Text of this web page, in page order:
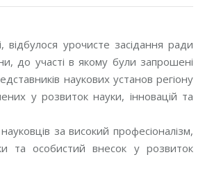
урочисте засідання ради
до участі в якому були запрошені
наукових установ регіону
у розвиток науки, інновацій та
за високий професіоналізм,
та особистий внесок у розвиток